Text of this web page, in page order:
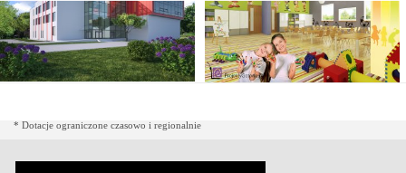
* Dotacje ograniczone czasowo i regionalnie